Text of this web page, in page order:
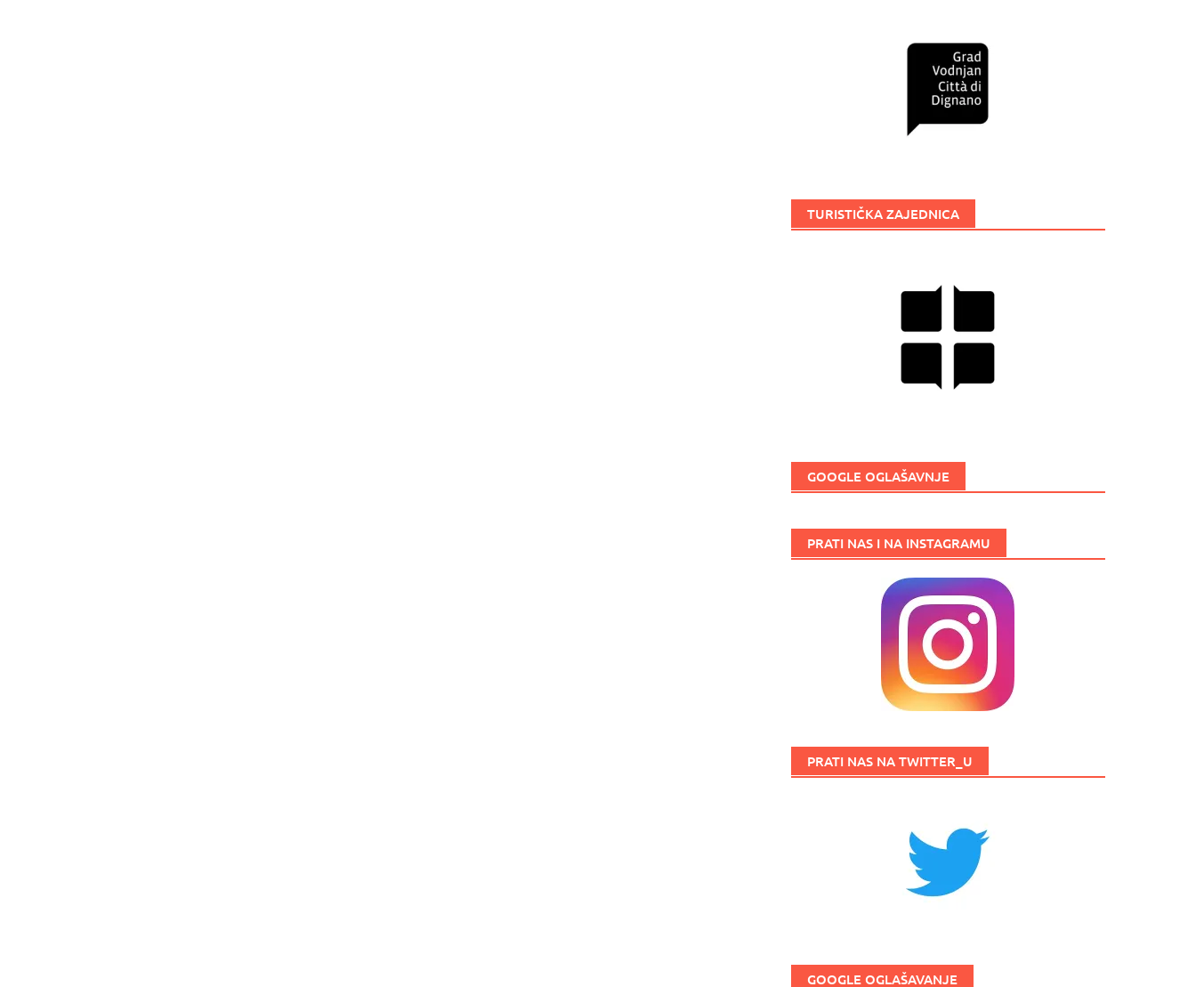
TURISTIČKA ZAJEDNICA
GOOGLE OGLAŠAVNJE
PRATI NAS I NA INSTAGRAMU
PRATI NAS NA TWITTER_U
GOOGLE OGLAŠAVANJE